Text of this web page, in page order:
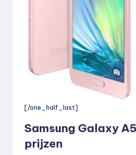
[/one_half_last]
Samsung Galaxy
prijzen